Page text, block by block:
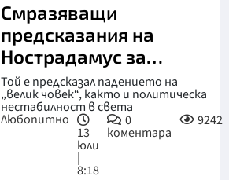
Смразяващи
предсказания на
Нострадамус за
втората половина на
2026 г.
Той е предсказал падението на
„велик човек“, както и политическа
нестабилност в света
Любопитно
13
юли
|
8:18
0
коментара
9242